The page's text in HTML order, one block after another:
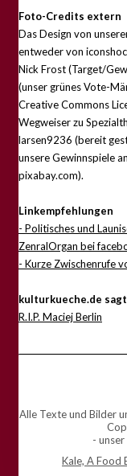
Foto-Credits extern
Das Design von
entweder von
Nick Frost (Target/
(unser grünes Vote-
Creative Commons
Wegweiser zu
larsen9236 (bereit
unsere Gewinnspiele
pixabay.com).
Linkempfehlungen
- Politisches und
ZenralOrgan bei
- Kurze Zwischenrufe
kulturkueche.de
R.I.P. Maciej Berlin
Alle Texte und Bilder
-
Kale, A Food